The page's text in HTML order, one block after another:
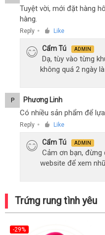
Tuyệt vời, mới đặt hàng
hàng.
Reply ● Like
Cẩm Tú ADMIN
Dạ, tùy vào từng
không quá 2 ngày
P Phương Linh
Có nhiều sản phẩm để
Reply ● Like
Cẩm Tú ADMIN
Cảm ơn bạn, đừng
website để xem
Trứng rung tình yêu
-29%